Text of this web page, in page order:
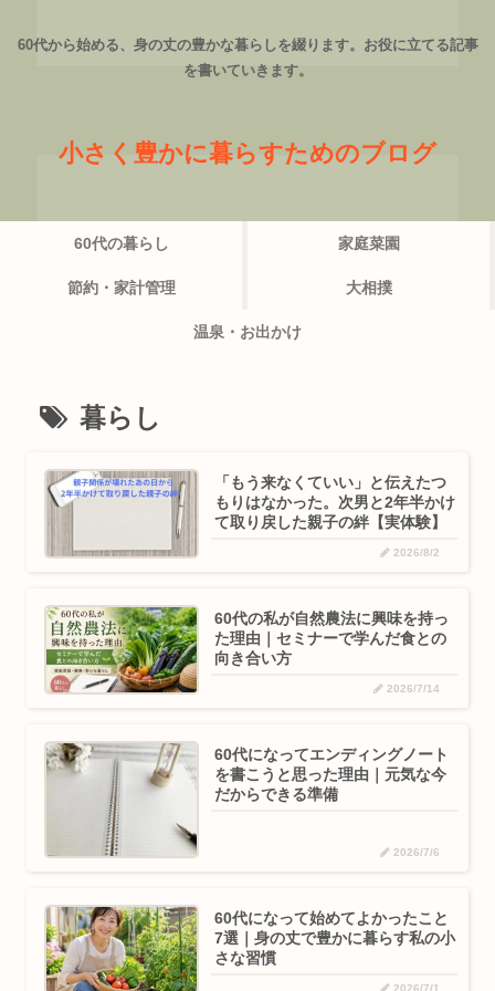
60代から始める、身の丈の豊かな暮らしを綴ります。お役に立てる記事
を書いていきます。
小さく豊かに暮らすためのブログ
60代の暮らし 家庭菜園
節約・家計管理 大相撲
温泉・お出かけ
暮らし
「もう来なくていい」と伝えたつ
もりはなかった。次男と2年半かけ
て取り戻した親子の絆【実体験】
2026/8/2
60代の私が自然農法に興味を持っ
た理由｜セミナーで学んだ食との
向き合い方
2026/7/14
60代になってエンディングノート
を書こうと思った理由｜元気な今
だからできる準備
2026/7/6
60代になって始めてよかったこと
7選｜身の丈で豊かに暮らす私の小
さな習慣
2026/7/1